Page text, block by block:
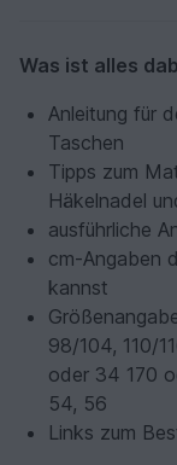
Was ist alles
Anleitung für
Taschen
Tipps zum
Häkelnadel
ausführliche
cm-Angaben
kannst
98/104, 110/
oder 34 170
54, 56
Links zum